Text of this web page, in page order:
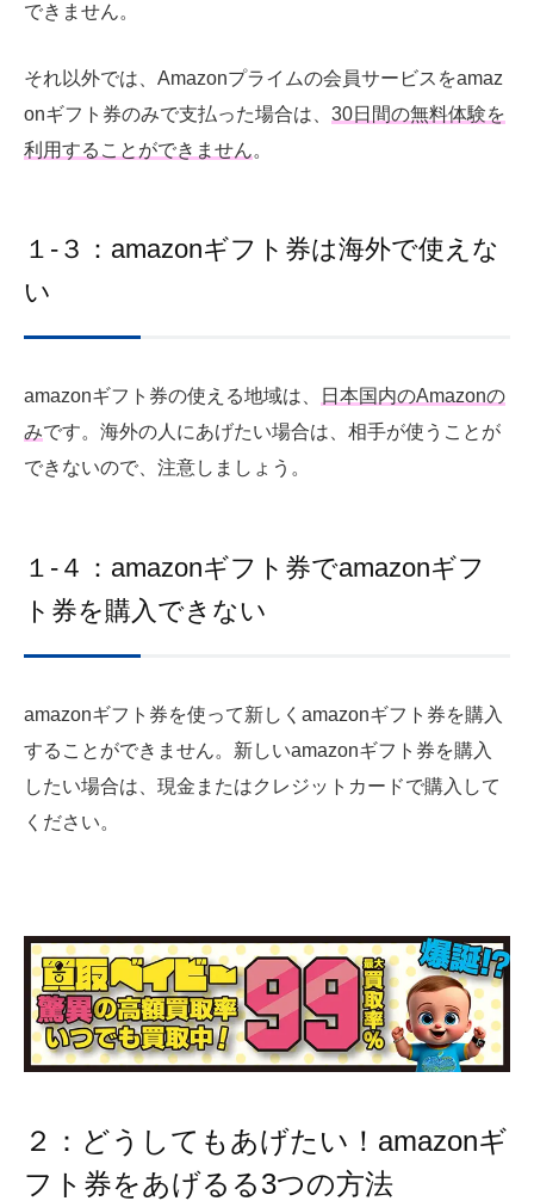
できません。
それ以外では、Amazonプライムの会員サービスをamaz
onギフト券のみで支払った場合は、 30日間の無料体験を
利用することができません。
１-３：amazonギフト券は海外で使えな
い
amazonギフト券の使える地域は、
日本国内のAmazonの
みです。海外の人にあげたい場合は、相手が使うことが
できないので、注意しましょう。
１-４：amazonギフト券でamazonギフ
ト券を購入できない
amazonギフト券を使って新しくamazonギフト券を購入
することができません。新しいamazonギフト券を購入
したい場合は、現金またはクレジットカードで購入して
ください。
２：どうしてもあげたい！amazonギ
フト券をあげるる3つの方法